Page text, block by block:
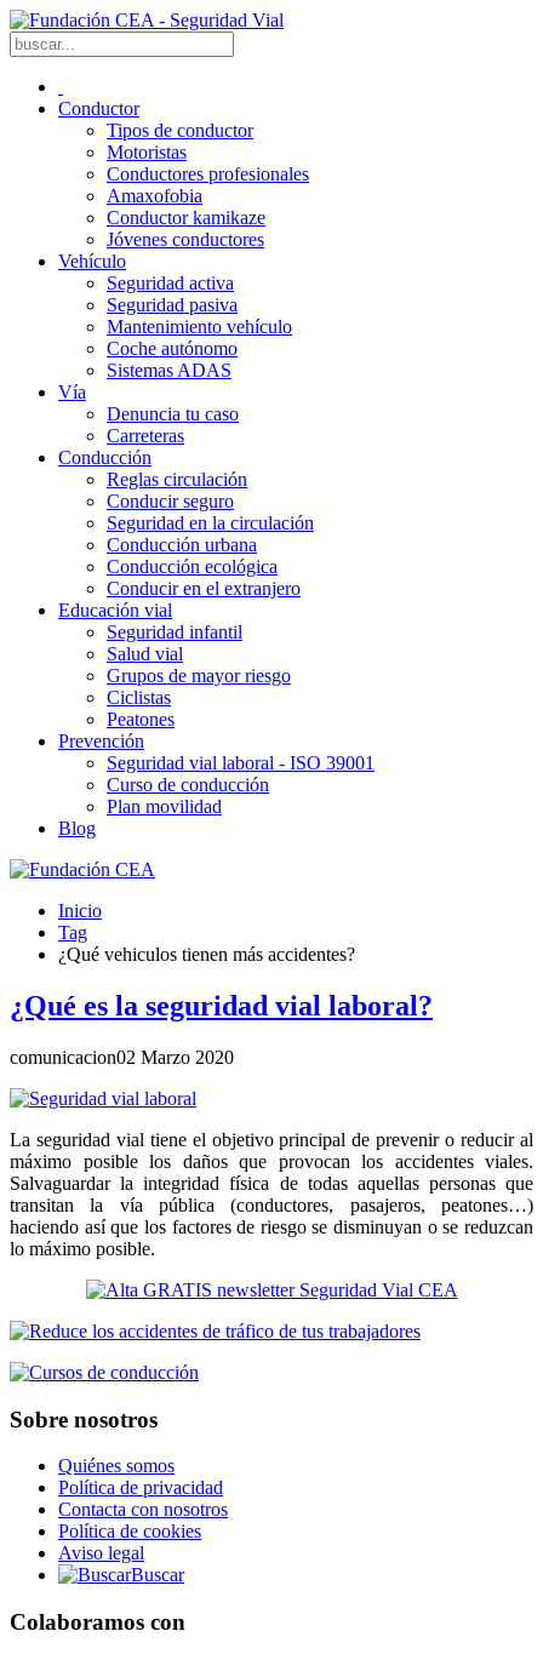
Conductor
Tipos de conductor
Motoristas
Conductores profesionales
Amaxofobia
Conductor kamikaze
Jóvenes conductores
Vehículo
Seguridad activa
Seguridad pasiva
Mantenimiento vehículo
Coche autónomo
Sistemas ADAS
Vía
Denuncia tu caso
Carreteras
Conducción
Reglas circulación
Conducir seguro
Seguridad en la circulación
Conducción urbana
Conducción ecológica
Conducir en el extranjero
Educación vial
Seguridad infantil
Salud vial
Grupos de mayor riesgo
Ciclistas
Peatones
Prevención
Seguridad vial laboral - ISO 39001
Curso de conducción
Plan movilidad
Blog
Inicio
Tag
¿Qué vehiculos tienen más accidentes?
¿Qué es la seguridad vial laboral?
comunicacion02 Marzo 2020
La seguridad vial tiene el objetivo principal de prevenir o reducir al
máximo posible los daños que provocan los accidentes viales.
Salvaguardar la integridad física de todas aquellas personas que
transitan la vía pública (conductores, pasajeros, peatones…)
haciendo así que los factores de riesgo se disminuyan o se reduzcan
lo máximo posible.
Sobre nosotros
Quiénes somos
Política de privacidad
Contacta con nosotros
Política de cookies
Aviso legal
Buscar
Colaboramos con